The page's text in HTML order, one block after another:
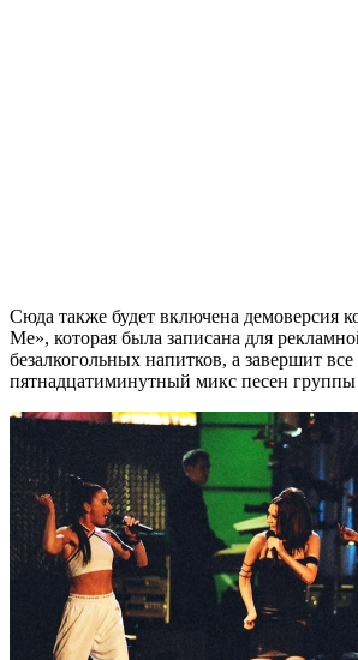
Сюда также будет включена демоверсия
Me», которая была записана для
безалкогольных напитков, а завершит
пятнадцатиминутный микс песен группы